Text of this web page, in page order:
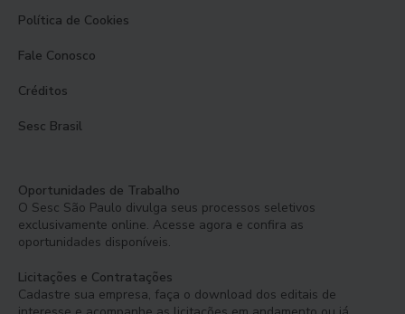
Política de Cookies
Fale Conosco
Créditos
Sesc Brasil
Oportunidades de Trabalho
O Sesc São Paulo divulga seus processos seletivos
exclusivamente online. Acesse agora e confira as
oportunidades disponíveis.
Licitações e Contratações
Cadastre sua empresa, faça o download dos editais de